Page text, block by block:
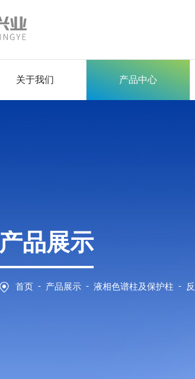
关于我们 产品中心
产品展示
首页 - 产品展示 - 液相色谱柱及保护柱 -